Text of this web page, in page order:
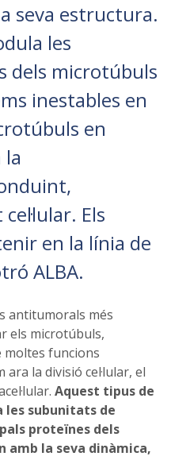
seva estructura.
les
dels microtúbuls
inestables en
en
Els
en la línia de
ALBA.
antitumorals més
els microtúbuls,
moltes funcions
ara la divisió cel·lular, el
Aquest tipus de
les subunitats de
proteïnes dels
la seva dinàmica,